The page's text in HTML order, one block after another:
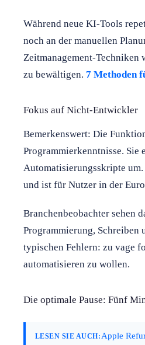
Während neue KI-Tools
noch an der manuellen
Zeitmanagement-
zu bewältigen. 7 Methoden
Fokus auf Nicht-Entwickler
Bemerkenswert: Die
Programmierkenntnisse.
Automatisierungsskripte
und ist für Nutzer in der
Branchenbeobachter sehen
Programmierung, Schreiben
typischen Fehlern: zu vage
automatisieren zu wollen.
Die optimale Pause: Fünf
LESEN SIE AUCH: Apple